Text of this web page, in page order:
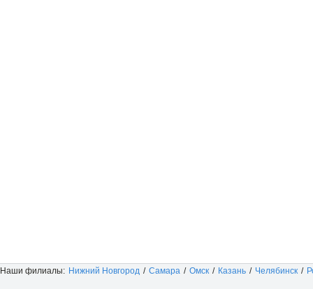
Наши филиалы: Нижний Новгород / Самара / Омск / Казань / Челябинск /